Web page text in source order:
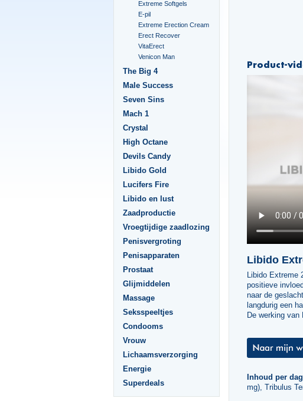
Extreme Softgels
E-pil
Extreme Erection Cream
Erect Recover
VitaErect
Venicon Man
The Big 4
Male Success
Seven Sins
Mach 1
Crystal
High Octane
Devils Candy
Libido Gold
Lucifers Fire
Libido en lust
Zaadproductie
Vroegtijdige zaadlozing
Penisvergroting
Penisapparaten
Prostaat
Glijmiddelen
Massage
Seksspeeltjes
Condooms
Vrouw
Lichaamsverzorging
Energie
Superdeals
Product-
Libido
Libido Extreme
positieve
naar de
langdurig een
De werking van
Inhoud per
mg), Tribulus